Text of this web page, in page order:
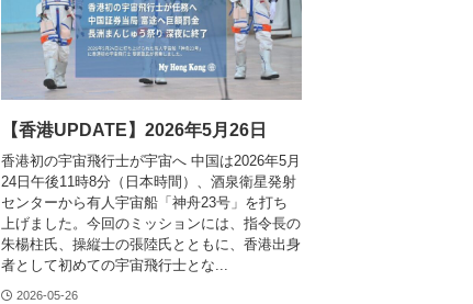
【香港UPDATE】2026年5月26日
香港初の宇宙飛行士が宇宙へ 中国は2026年5月
24日午後11時8分（日本時間）、酒泉衛星発射
センターから有人宇宙船「神舟23号」を打ち
上げました。今回のミッションには、指令長の
朱楊柱氏、操縦士の張陸氏とともに、香港出身
者として初めての宇宙飛行士とな...
2026-05-26